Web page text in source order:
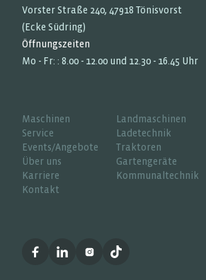
Vorster Straße 240, 47918 Tönisvorst
(Ecke Südring)
Öffnungszeiten
Mo - Fr: : 8.00 - 12.00 und 12.30 - 16.45 Uhr
Maschinen
Service
Events/Angebote
Über uns
Karriere
Kontakt
Landmaschinen
Ladetechnik
Traktoren
Gartengeräte
Kommunaltechnik